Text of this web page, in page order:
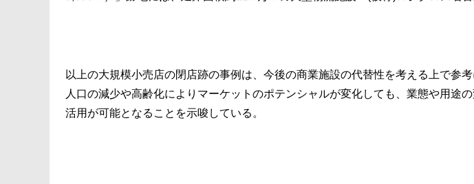
以上の大規模小売店の閉店跡の事例は、今後の商業施設の代替性を考える上で参
人口の減少や高齢化によりマーケットのポテンシャルが変化しても、業態や用途
活用が可能となることを示唆している。